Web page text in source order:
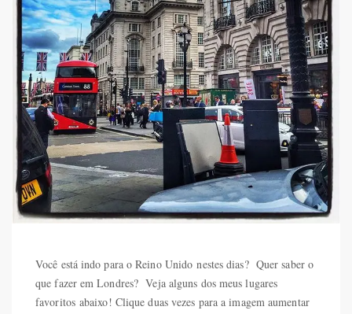
Você está indo para o Reino Unido nestes dias? Quer saber o
que fazer em Londres? Veja alguns dos meus lugares
favoritos abaixo! Clique duas vezes para a imagem aumentar